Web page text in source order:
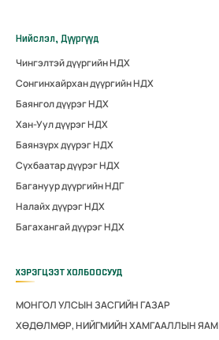
Нийслэл, Дүүргүүд
Чингэлтэй дүүргийн НДХ
Сонгинхайрхан дүүргийн НДХ
Баянгол дүүрэг НДХ
Хан-Уул дүүрэг НДХ
Баянзүрх дүүрэг НДХ
Сүхбаатар дүүрэг НДХ
Багануур дүүргийн НДГ
Налайх дүүрэг НДХ
Багахангай дүүрэг НДХ
ХЭРЭГЦЭЭТ ХОЛБООСУУД
МОНГОЛ УЛСЫН ЗАСГИЙН ГАЗАР
ХӨДӨЛМӨР, НИЙГМИЙН ХАМГААЛЛЫН ЯАМ